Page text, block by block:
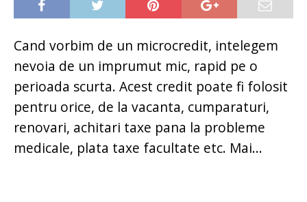
Cand vorbim de un microcredit, intelegem
nevoia de un imprumut mic, rapid pe o
perioada scurta. Acest credit poate fi folosit
pentru orice, de la vacanta, cumparaturi,
renovari, achitari taxe pana la probleme
medicale, plata taxe facultate etc. Mai...